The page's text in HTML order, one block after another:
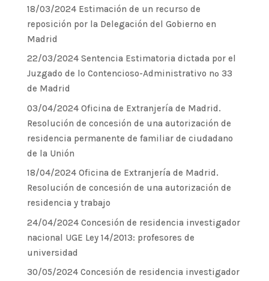
18/03/2024 Estimación de un recurso de
reposición por la Delegación del Gobierno en
Madrid
22/03/2024 Sentencia Estimatoria dictada por el
Juzgado de lo Contencioso-Administrativo nº 33
de Madrid
03/04/2024 Oficina de Extranjería de Madrid.
Resolución de concesión de una autorización de
residencia permanente de familiar de ciudadano
de la Unión
18/04/2024 Oficina de Extranjería de Madrid.
Resolución de concesión de una autorización de
residencia y trabajo
24/04/2024 Concesión de residencia investigador
nacional UGE Ley 14/2013: profesores de
universidad
30/05/2024 Concesión de residencia investigador